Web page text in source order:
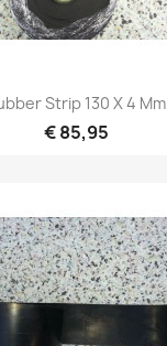
Strip 130 X 4 Mm
€ 85,95